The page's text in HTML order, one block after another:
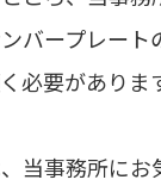
バープレー
必要がありま
当事務所にお